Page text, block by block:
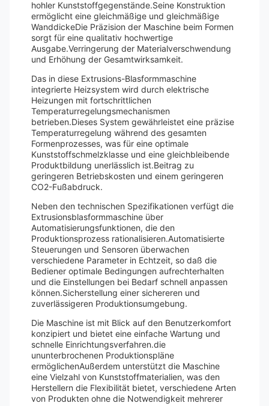
hohler Kunststoffgegenstände.Seine Konstruktion
ermöglicht eine gleichmäßige und gleichmäßige
WanddickeDie Präzision der Maschine beim Formen
sorgt für eine qualitativ hochwertige
Ausgabe.Verringerung der Materialverschwendung
und Erhöhung der Gesamtwirksamkeit.
Das in diese Extrusions-Blasformmaschine
integrierte Heizsystem wird durch elektrische
Heizungen mit fortschrittlichen
Temperaturregelungsmechanismen
betrieben.Dieses System gewährleistet eine präzise
Temperaturregelung während des gesamten
Formenprozesses, was für eine optimale
Kunststoffschmelzklasse und eine gleichbleibende
Produktbildung unerlässlich ist.Beitrag zu
geringeren Betriebskosten und einem geringeren
CO2-Fußabdruck.
Neben den technischen Spezifikationen verfügt die
Extrusionsblasformmaschine über
Automatisierungsfunktionen, die den
Produktionsprozess rationalisieren.Automatisierte
Steuerungen und Sensoren überwachen
verschiedene Parameter in Echtzeit, so daß die
Bediener optimale Bedingungen aufrechterhalten
und die Einstellungen bei Bedarf schnell anpassen
können.Sicherstellung einer sichereren und
zuverlässigeren Produktionsumgebung.
Die Maschine ist mit Blick auf den Benutzerkomfort
konzipiert und bietet eine einfache Wartung und
schnelle Einrichtungsverfahren.die
ununterbrochenen Produktionspläne
ermöglichenAußerdem unterstützt die Maschine
eine Vielzahl von Kunststoffmaterialien, was den
Herstellern die Flexibilität bietet, verschiedene Arten
von Produkten ohne die Notwendigkeit mehrerer